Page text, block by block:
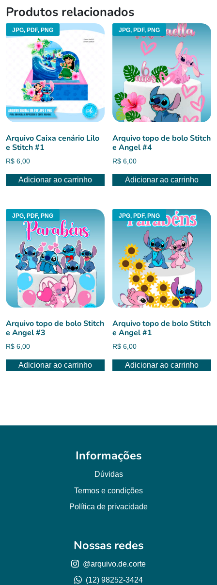
Produtos relacionados
JPG, PDF, PNG
Arquivo Caixa cenário Lilo
e Stitch #1
R$ 6,00
Adicionar ao carrinho
JPG, PDF, PNG
Arquivo topo de bolo Stitch
e Angel #4
R$ 6,00
Adicionar ao carrinho
JPG, PDF, PNG
Arquivo topo de bolo Stitch
e Angel #3
R$ 6,00
Adicionar ao carrinho
JPG, PDF, PNG
Arquivo topo de bolo Stitch
e Angel #1
R$ 6,00
Adicionar ao carrinho
Informações
Dúvidas
Termos e condições
Política de privacidade
Nossas redes
@arquivo.de.corte
(12) 98252-3424